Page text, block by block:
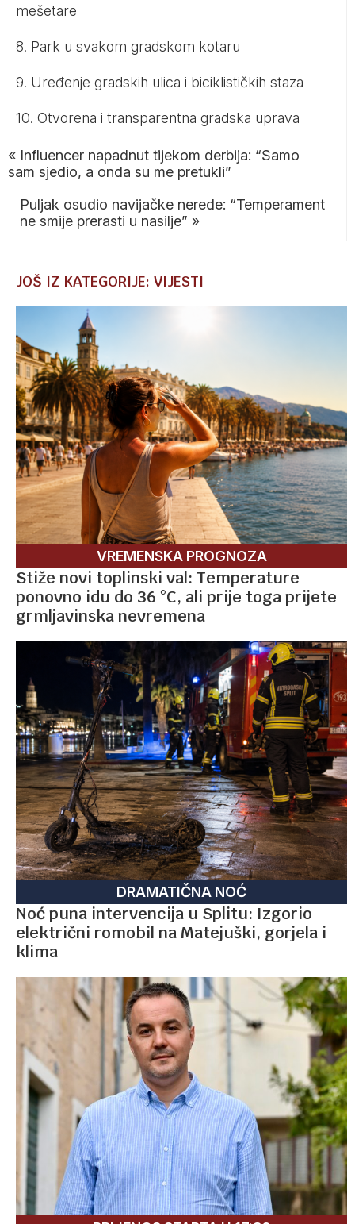
mešetare
8. Park u svakom gradskom kotaru
9. Uređenje gradskih ulica i biciklističkih staza
10. Otvorena i transparentna gradska uprava
« Influencer napadnut tijekom derbija: “Samo
sam sjedio, a onda su me pretukli”
Puljak osudio navijačke nerede: “Temperament
ne smije prerasti u nasilje” »
JOŠ IZ KATEGORIJE: VIJESTI
VREMENSKA PROGNOZA
Stiže novi toplinski val: Temperature
ponovno idu do 36 °C, ali prije toga prijete
grmljavinska nevremena
DRAMATIČNA NOĆ
Noć puna intervencija u Splitu: Izgorio
električni romobil na Matejuški, gorjela i
klima